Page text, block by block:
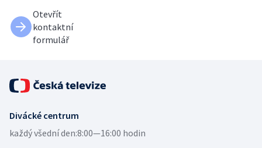
Otevřít
kontaktní
formulář
Divácké centrum
každý všední den:8:00—16:00 hodin